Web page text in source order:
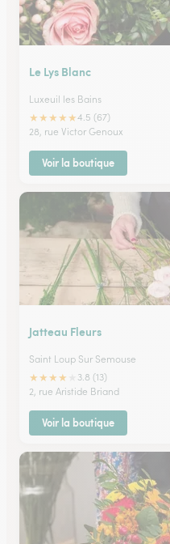
Le Lys Blanc
Luxeuil les Bains
★★★★★4.5 (67)
28, rue Victor Genoux
Voir la boutique
Jatteau Fleurs
Saint Loup Sur Semouse
★★★★
3.8 (13)
2, rue Aristide Briand
Voir la boutique